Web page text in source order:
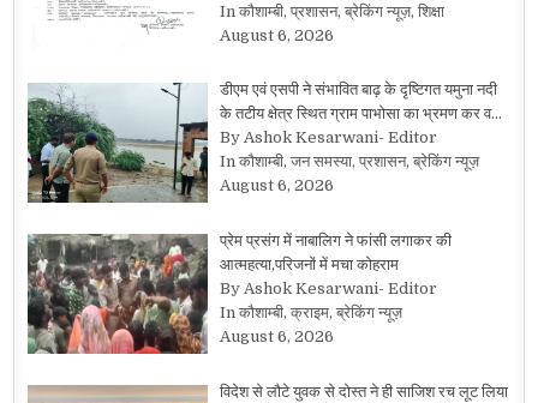
In कौशाम्बी, प्रशासन, ब्रेकिंग न्यूज़, शिक्षा
August 6, 2026
डीएम एवं एसपी ने संभावित बाढ़ के दृष्टिगत यमुना नदी
के तटीय क्षेत्र स्थित ग्राम पाभोसा का भ्रमण कर व…
By Ashok Kesarwani- Editor
In कौशाम्बी, जन समस्या, प्रशासन, ब्रेकिंग न्यूज़
August 6, 2026
प्रेम प्रसंग में नाबालिग ने फांसी लगाकर की
आत्महत्या,परिजनों में मचा कोहराम
By Ashok Kesarwani- Editor
In कौशाम्बी, क्राइम, ब्रेकिंग न्यूज़
August 6, 2026
विदेश से लौटे युवक से दोस्त ने ही साजिश रच लूट लिया